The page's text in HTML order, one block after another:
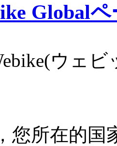
Global
ウェ
您所在的国